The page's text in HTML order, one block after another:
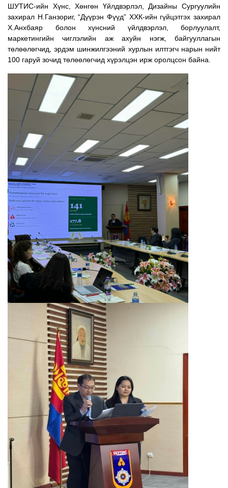
ШУТИС-ийн Хүнс, Хөнгөн Үйлдвэрлэл, Дизайны Сургуулийн
захирал Н.Ганзориг, “Дүүрэн Фүүд” ХХК-ийн гүйцэтгэх захирал
Х.Анхбаяр болон хүнсний үйлдвэрлэл, борлуулалт,
маркетингийн чиглэлийн аж ахуйн нэгж, байгууллагын
төлөөлөгчид, эрдэм шинжилгээний хурлын илтгэгч нарын нийт
100 гаруй зочид төлөөлөгчид хүрэлцэн ирж оролцсон байна.